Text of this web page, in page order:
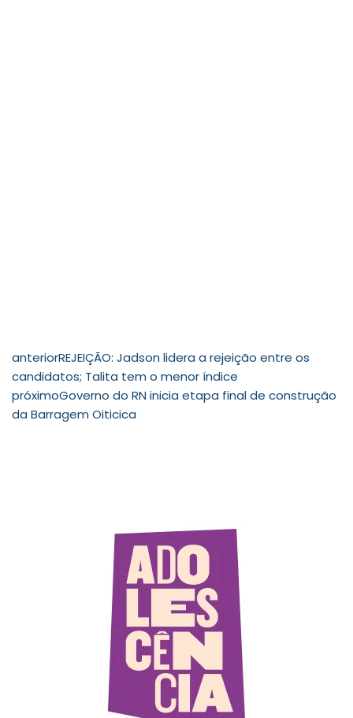
anteriorREJEIÇÃO: Jadson lidera a rejeição entre os
candidatos; Talita tem o menor índice
próximoGoverno do RN inicia etapa final de construção
da Barragem Oiticica